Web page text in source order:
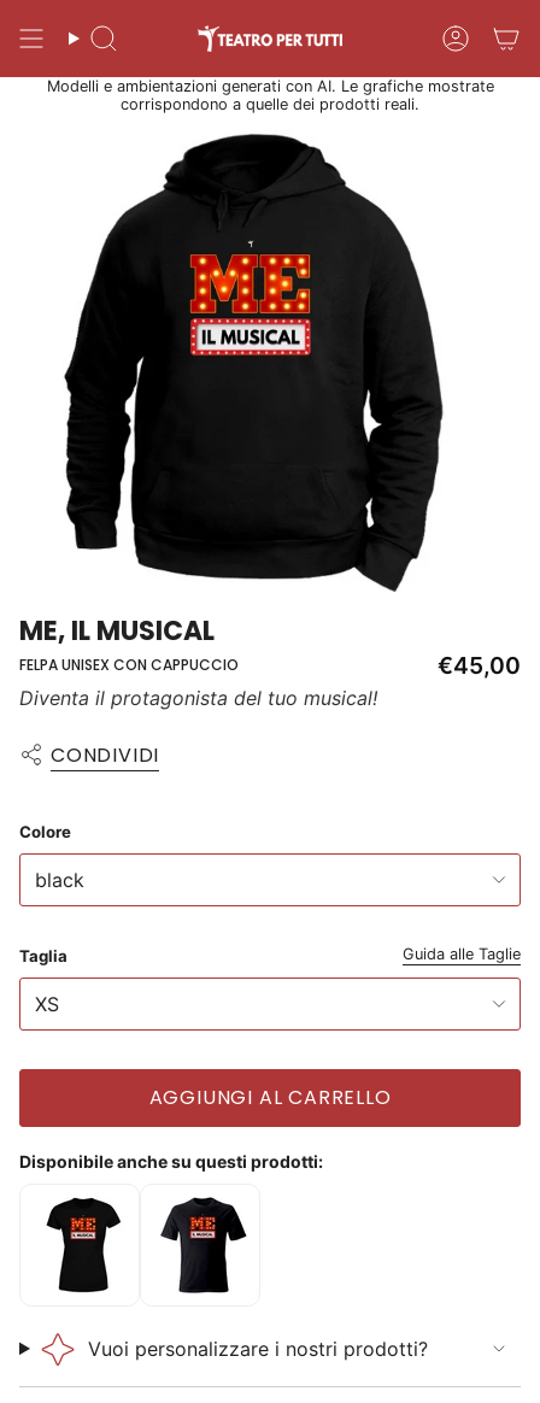
Cerca
Modelli e ambientazioni generati con AI. Le grafiche mostrate
corrispondono a quelle dei prodotti reali.
ME, IL MUSICAL
FELPA UNISEX CON CAPPUCCIO €45,00
Diventa il protagonista del tuo musical!
CONDIVIDI
Colore
black
Taglia Guida alle Taglie
XS
AGGIUNGI AL CARRELLO
Disponibile anche su questi prodotti:
t
D
t
Vuoi personalizzare i nostri prodotti?